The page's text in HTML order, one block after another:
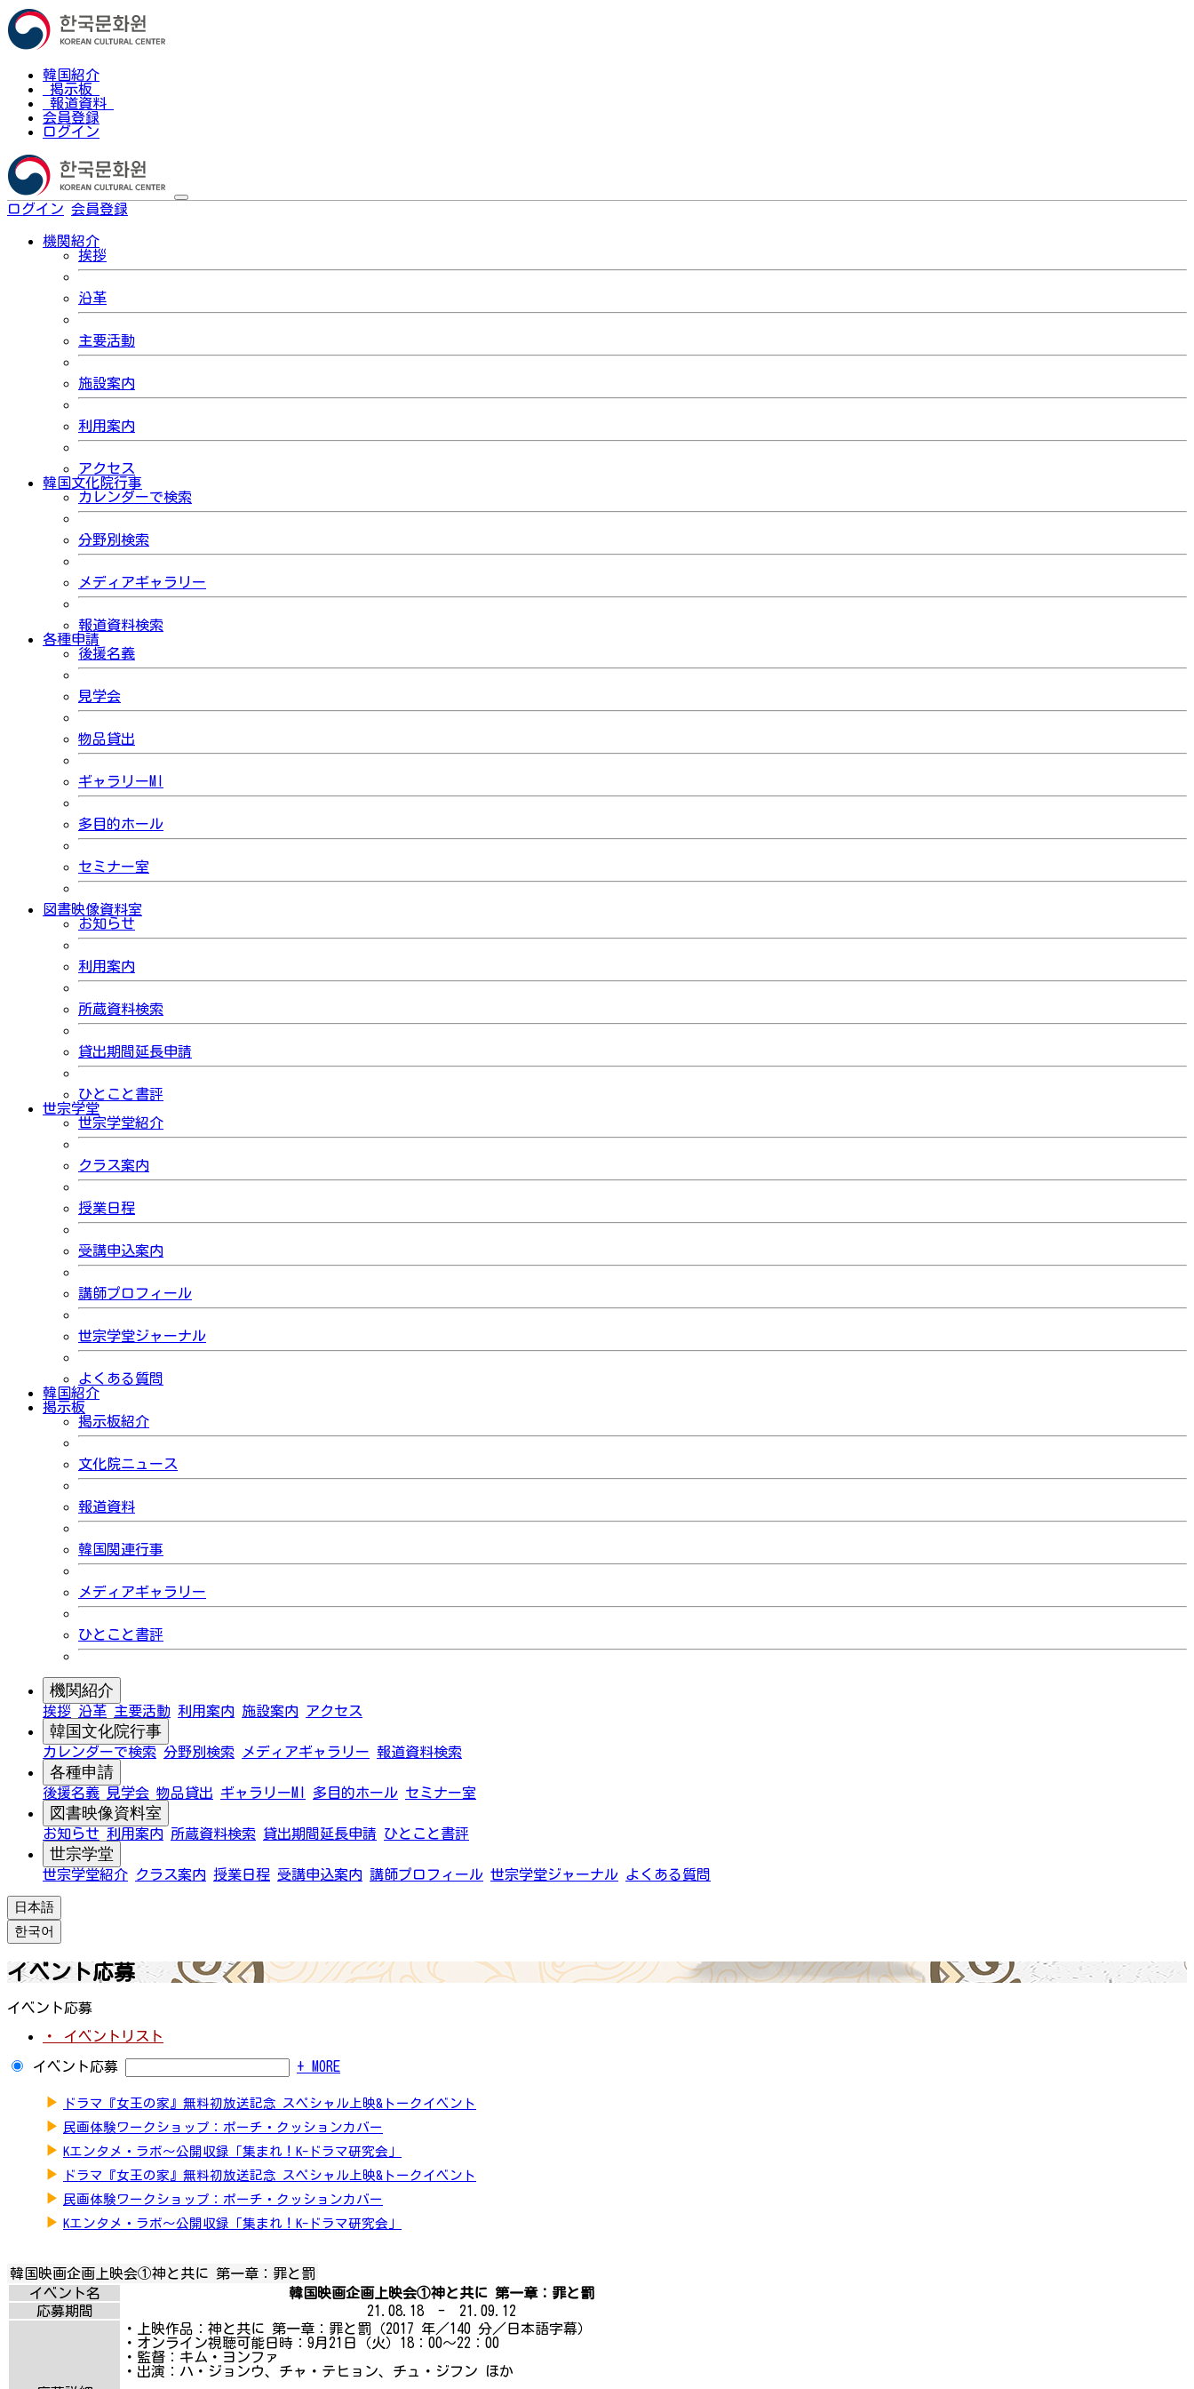
韓国紹介
掲示板
報道資料
会員登録
ログイン
ログイン 会員登録
機関紹介
挨拶
沿革
主要活動
施設案内
利用案内
アクセス
韓国文化院行事
カレンダーで検索
分野別検索
メディアギャラリー
報道資料検索
各種申請
後援名義
見学会
物品貸出
ギャラリーMI
多目的ホール
セミナー室
図書映像資料室
お知らせ
利用案内
所蔵資料検索
貸出期間延長申請
ひとこと書評
世宗学堂
世宗学堂紹介
クラス案内
授業日程
受講申込案内
講師プロフィール
世宗学堂ジャーナル
よくある質問
韓国紹介
掲示板
掲示板紹介
文化院ニュース
報道資料
韓国関連行事
メディアギャラリー
ひとこと書評
機関紹介
挨拶 沿革 主要活動 利用案内 施設案内 アクセス
韓国文化院行事
カレンダーで検索 分野別検索 メディアギャラリー 報道資料検索
各種申請
後援名義 見学会 物品貸出 ギャラリーMI 多目的ホール セミナー室
図書映像資料室
お知らせ 利用案内 所蔵資料検索 貸出期間延長申請 ひとこと書評
世宗学堂
世宗学堂紹介 クラス案内 授業日程 受講申込案内 講師プロフィール 世宗学堂ジャーナル よくある質問
日本語
한국어
イベント応募
イベント応募
・ イベントリスト
イベント応募 + MORE
▶ ドラマ『女王の家』無料初放送記念 スペシャル上映&トークイベント
▶ 民画体験ワークショップ：ポーチ・クッションカバー
▶ Kエンタメ・ラボ～公開収録「集まれ！K-ドラマ研究会」
▶ ドラマ『女王の家』無料初放送記念 スペシャル上映&トークイベント
▶ 民画体験ワークショップ：ポーチ・クッションカバー
▶ Kエンタメ・ラボ～公開収録「集まれ！K-ドラマ研究会」
韓国映画企画上映会①神と共に 第一章：罪と罰
イベント名
韓国映画企画上映会①神と共に 第一章：罪と罰
応募期間
21.08.18 - 21.09.12
・上映作品：神と共に 第一章：罪と罰（2017 年／140 分／日本語字幕）
・オンライン視聴可能日時：9月21日（火）18：00～22：00
・監督：キム・ヨンファ
・出演：ハ・ジョンウ、チャ・テヒョン、チュ・ジフン ほか